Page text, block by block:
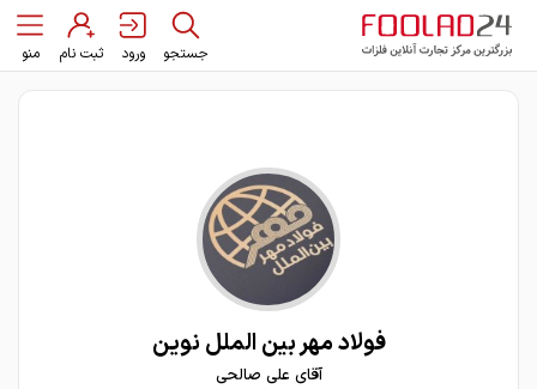
جستجو ورود ثبت نام منو
فولاد مهر بین الملل نوین
آقای علی صالحی